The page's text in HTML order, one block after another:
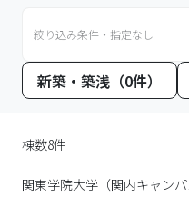
絞り込み条件・指定なし
新築・築浅（0件）
棟数8件
関東学院大学（関内キャンパ